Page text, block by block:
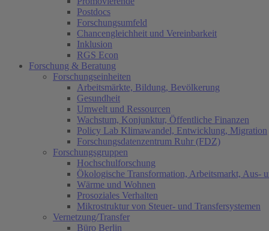
Postdocs
Forschungsumfeld
Chancengleichheit und Vereinbarkeit
Inklusion
RGS Econ
Forschung & Beratung
Forschungseinheiten
Arbeitsmärkte, Bildung, Bevölkerung
Gesundheit
Umwelt und Ressourcen
Wachstum, Konjunktur, Öffentliche Finanzen
Policy Lab Klimawandel, Entwicklung, Migration
Forschungsdatenzentrum Ruhr (FDZ)
Forschungsgruppen
Hochschulforschung
Ökologische Transformation, Arbeitsmarkt, Aus-
Wärme und Wohnen
Prosoziales Verhalten
Mikrostruktur von Steuer- und Transfersystemen
Vernetzung/Transfer
Büro Berlin